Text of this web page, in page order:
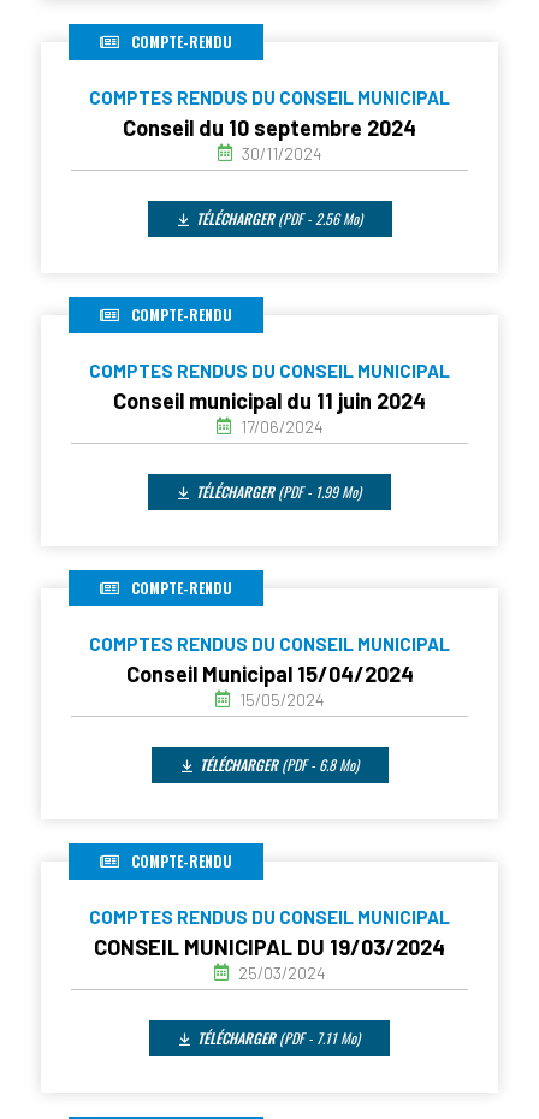
COMPTE-RENDU
COMPTES RENDUS DU CONSEIL MUNICIPAL
Conseil du 10 septembre 2024
30/11/2024
TÉLÉCHARGER(PDF - 2.56 Mo)
COMPTE-RENDU
COMPTES RENDUS DU CONSEIL MUNICIPAL
Conseil municipal du 11 juin 2024
17/06/2024
TÉLÉCHARGER(PDF - 1.99 Mo)
COMPTE-RENDU
COMPTES RENDUS DU CONSEIL MUNICIPAL
Conseil Municipal 15/04/2024
15/05/2024
TÉLÉCHARGER(PDF - 6.8 Mo)
COMPTE-RENDU
COMPTES RENDUS DU CONSEIL MUNICIPAL
CONSEIL MUNICIPAL DU 19/03/2024
25/03/2024
TÉLÉCHARGER(PDF - 7.11 Mo)